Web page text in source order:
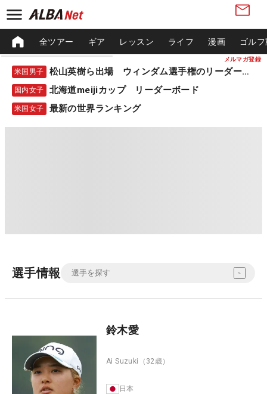
メルマガ登録
全ツアー ギア レッスン ライフ 漫画 ゴル
米国男子 松山英樹ら出場 ウィンダム選手権のリーダーボード
国内女子 北海道meijiカップ リーダーボード
米国女子 最新の世界ランキング
選手情報
鈴木愛
Ai Suzuki （32歳）
日本